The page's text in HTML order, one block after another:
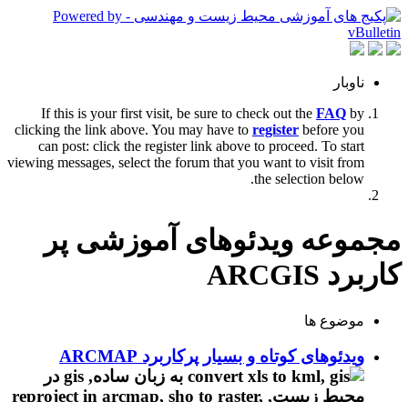
ناوبار
If this is your first visit, be sure to check out the FAQ by
clicking the link above. You may have to register before you
can post: click the register link above to proceed. To start
viewing messages, select the forum that you want to visit from
the selection below.
مجموعه ویدئوهای آموزشی پر
کاربرد ARCGIS
موضوع ها
ویدئوهای کوتاه و بسیار پرکاربرد ARCMAP